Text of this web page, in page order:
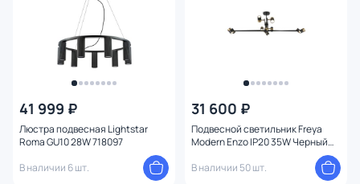
41 999 ₽
Люстра подвесная Lightstar
Roma GU10 28W 718097
В наличии 6 шт.
31 600 ₽
Подвесной светильник Freya
Modern Enzo IP20 35W Черный
В наличии 50 шт.